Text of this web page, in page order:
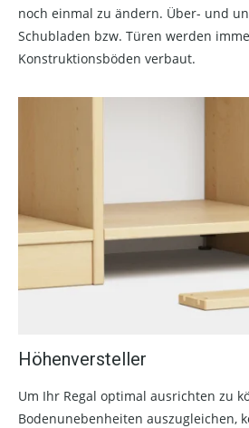
noch einmal zu ändern. Über- und
Schubladen bzw. Türen werden
Konstruktionsböden verbaut.
Höhenversteller
Um Ihr Regal optimal ausrichten zu
Bodenunebenheiten auszugleichen,